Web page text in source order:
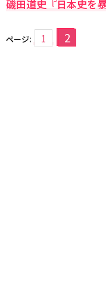
磯田道史『日本史を
ページ: 1 2